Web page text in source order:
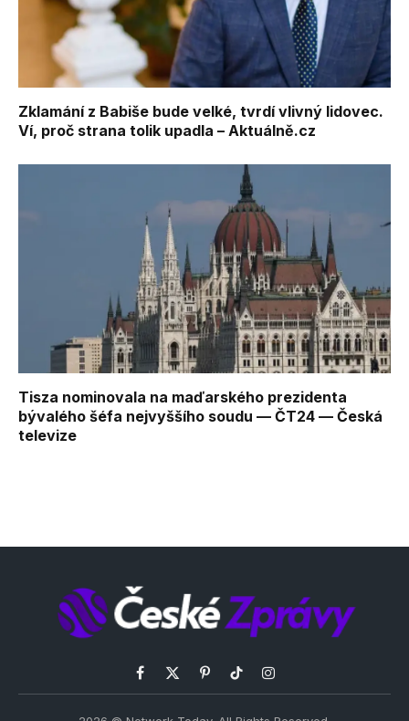
Zklamání z Babiše bude velké, tvrdí vlivný lidovec.
Ví, proč strana tolik upadla – Aktuálně.cz
Tisza nominovala na maďarského prezidenta
bývalého šéfa nejvyššího soudu — ČT24 — Česká
televize
Facebook
X
PinterestTikTokInstagram